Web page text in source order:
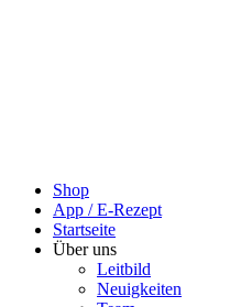
Shop
App / E-Rezept
Startseite
Über uns
Leitbild
Neuigkeiten